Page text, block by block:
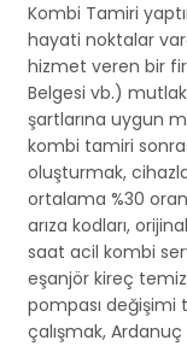
Kombi Tamiri
hayati noktalar
hizmet veren bir
Belgesi vb.)
şartlarına uygun
kombi tamiri
oluşturmak,
ortalama %30
arıza kodları,
saat acil kombi
eşanjör kireç
pompası değişimi
çalışmak,